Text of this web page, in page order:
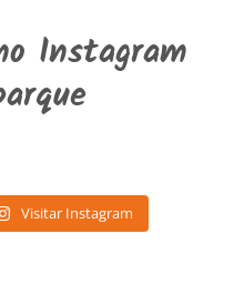
Instagram
Visitar Instagram